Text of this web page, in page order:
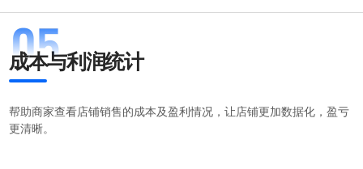
成本与利润统计
帮助商家查看店铺销售的成本及盈利情况，让店铺更加数据化，盈亏
更清晰。